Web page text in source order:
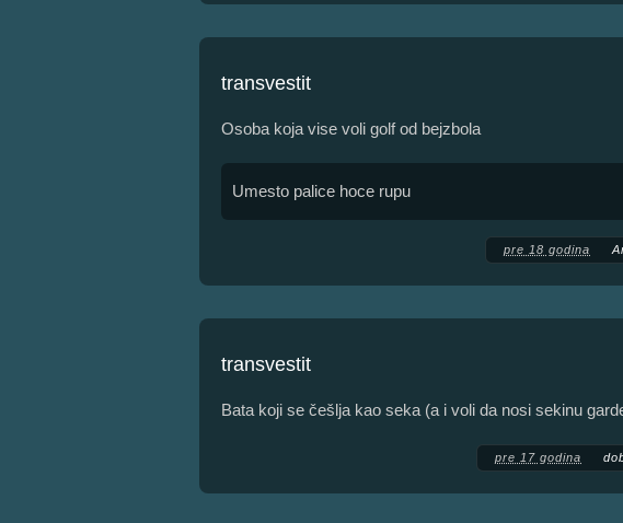
transvestit
Osoba koja vise voli golf od bejzbola
Umesto palice hoce rupu
pre 18 godina
transvestit
Bata koji se češlja kao seka (a i voli da nosi sekinu
pre 17 godina